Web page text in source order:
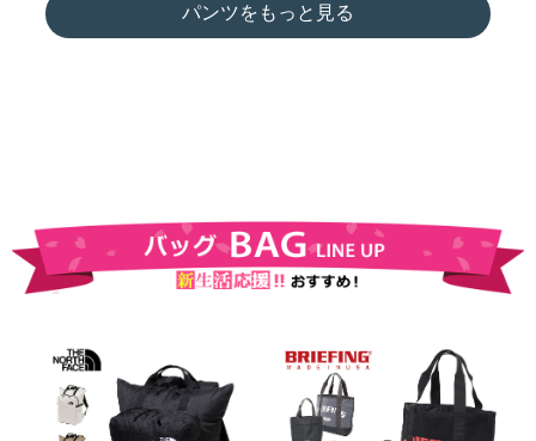
パンツをもっと見る